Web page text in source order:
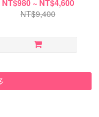
NT$980 ~ NT$4,600
NT$9,400